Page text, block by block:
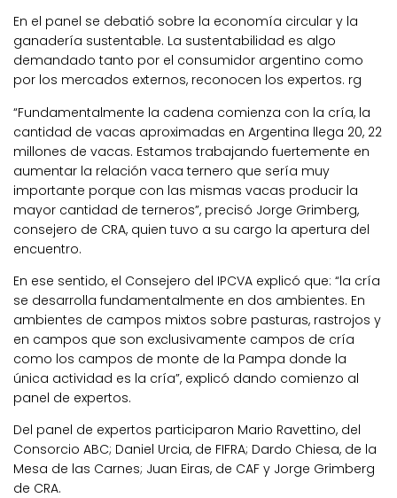
En el panel se debatió sobre la economía circular y la
ganadería sustentable. La sustentabilidad es algo
demandado tanto por el consumidor argentino como
por los mercados externos, reconocen los expertos. rg
“Fundamentalmente la cadena comienza con la cría, la
cantidad de vacas aproximadas en Argentina llega 20, 22
millones de vacas. Estamos trabajando fuertemente en
aumentar la relación vaca ternero que sería muy
importante porque con las mismas vacas producir la
mayor cantidad de terneros”, precisó Jorge Grimberg,
consejero de CRA, quien tuvo a su cargo la apertura del
encuentro.
En ese sentido, el Consejero del IPCVA explicó que: “la cría
se desarrolla fundamentalmente en dos ambientes. En
ambientes de campos mixtos sobre pasturas, rastrojos y
en campos que son exclusivamente campos de cría
como los campos de monte de la Pampa donde la
única actividad es la cría”, explicó dando comienzo al
panel de expertos.
Del panel de expertos participaron Mario Ravettino, del
Consorcio ABC; Daniel Urcia, de FIFRA; Dardo Chiesa, de la
Mesa de las Carnes; Juan Eiras, de CAF y Jorge Grimberg
de CRA.